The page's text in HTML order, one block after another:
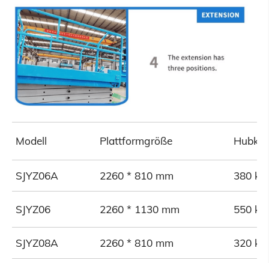
Modell Plattformgröße
SJYZ06A 2260 * 810 mm 380 kg
SJYZ06 2260 * 1130 mm 550 kg
SJYZ08A 2260 * 810 mm 320 kg